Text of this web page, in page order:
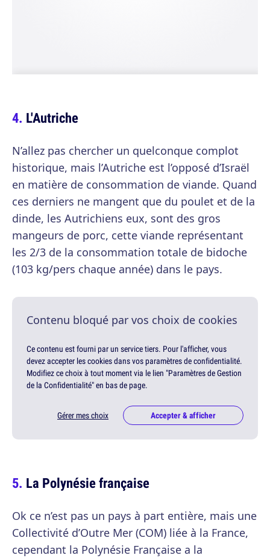
L'Autriche
N’allez pas chercher un quelconque complot
historique, mais l’Autriche est l’opposé d’Israël
en matière de consommation de viande. Quand
ces derniers ne mangent que du poulet et de la
dinde, les Autrichiens eux, sont des gros
mangeurs de porc, cette viande représentant
les 2/3 de la consommation totale de bidoche
(103 kg/pers chaque année) dans le pays.
Contenu bloqué par vos choix de cookies
Ce contenu est fourni par un service tiers. Pour l'afficher, vous
devez accepter les cookies dans vos paramètres de confidentialité.
Modifiez ce choix à tout moment via le lien "Paramètres de Gestion
de la Confidentialité" en bas de page.
Gérer mes choix Accepter & afficher
La Polynésie française
Ok ce n’est pas un pays à part entière, mais une
Collectivité d’Outre Mer (COM) liée à la France,
cependant la Polynésie Française a la